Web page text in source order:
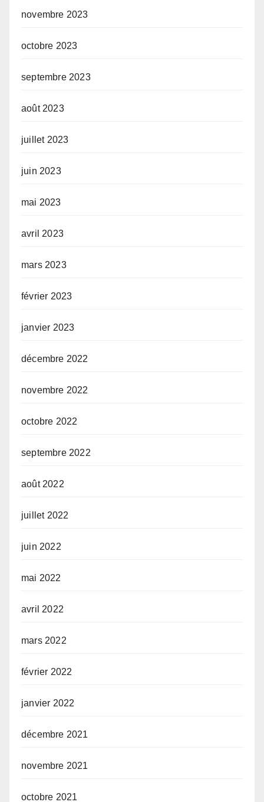
novembre 2023
octobre 2023
septembre 2023
août 2023
juillet 2023
juin 2023
mai 2023
avril 2023
mars 2023
février 2023
janvier 2023
décembre 2022
novembre 2022
octobre 2022
septembre 2022
août 2022
juillet 2022
juin 2022
mai 2022
avril 2022
mars 2022
février 2022
janvier 2022
décembre 2021
novembre 2021
octobre 2021